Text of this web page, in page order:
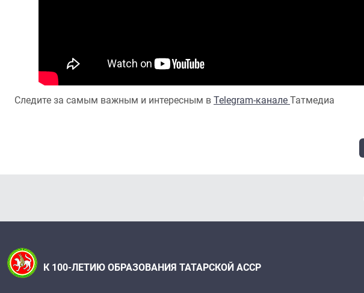
Следите за самым важным и интересным в Telegram-канале Татмедиа
К 100-ЛЕТИЮ ОБРАЗОВАНИЯ ТАТАРСКОЙ АССР